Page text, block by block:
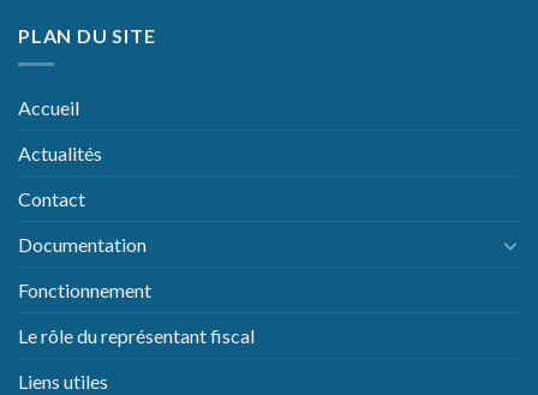
PLAN DU SITE
Accueil
Actualités
Contact
Documentation
Fonctionnement
Le rôle du représentant fiscal
Liens utiles